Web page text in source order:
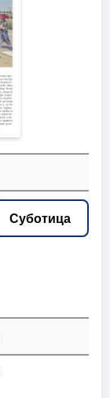
Суботица